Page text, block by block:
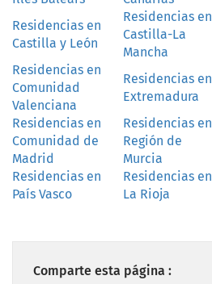
Residencias en
Castilla y León
Residencias en
Castilla-La
Mancha
Residencias en
Comunidad
Valenciana
Residencias en
Extremadura
Residencias en
Comunidad de
Madrid
Residencias en
Región de
Murcia
Residencias en
País Vasco
Residencias en
La Rioja
Comparte esta página :